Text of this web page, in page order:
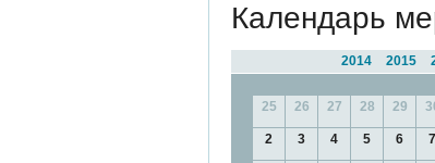
Календарь
2015
2014
25 26 27 28 29
2 3 4 5 6 7